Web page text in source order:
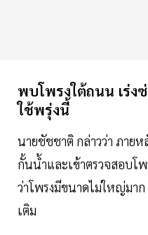
พบโพรงใต้ถนน เร่ง
ใช้พรุ่งนี้
นายชัชชาติ กล่าวว่า ภายห
กั้นน้ำและเข้าตรวจสอบ
ว่าโพรงมีขนาดไม่ใหญ่มา
เติม